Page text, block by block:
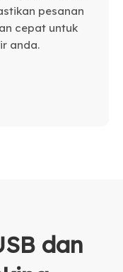
pesanan
cepat untuk
anda.
dan